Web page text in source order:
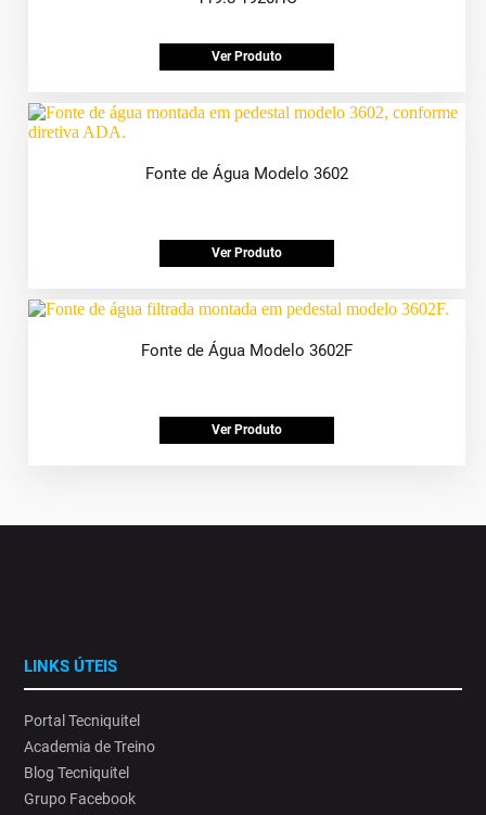
Ver Produto
Fonte de Água Modelo 3602
Ver Produto
Fonte de Água Modelo 3602F
Ver Produto
LINKS ÚTEIS
Portal Tecniquitel
Academia de Treino
Blog Tecniquitel
Grupo Facebook